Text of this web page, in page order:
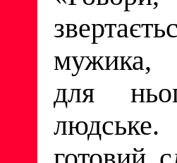
мужика,
для